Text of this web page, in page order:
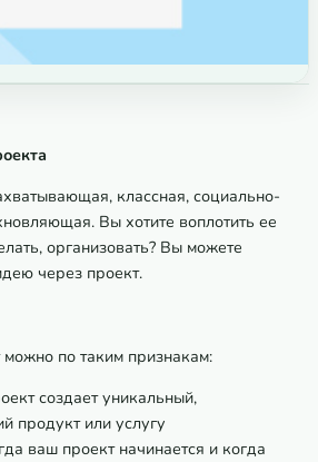
классная, социально-
Вы хотите воплотить ее
организовать? Вы можете
через проект.
по таким признакам:
создает уникальный,
продукт или услугу
ваш проект начинается и когда